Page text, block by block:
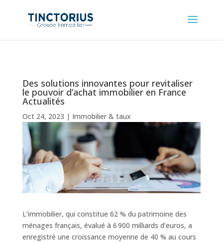
Des solutions innovantes pour revitaliser
le pouvoir d’achat immobilier en France
Actualités
Oct 24, 2023 | Immobilier & taux
L’immobilier, qui constitue 62 % du patrimoine des
ménages français, évalué à 6 900 milliards d’euros, a
enregistré une croissance moyenne de 40 % au cours